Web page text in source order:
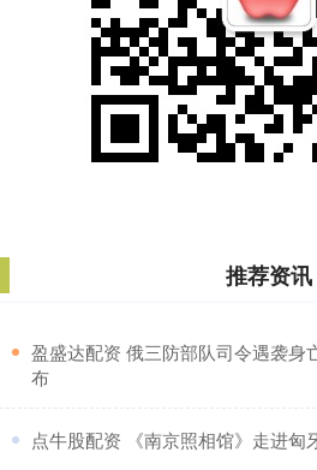
推荐资讯
盈盛达配资 俄三防部队司令遇袭身
布
点牛股配资 《南京照相馆》走进匈